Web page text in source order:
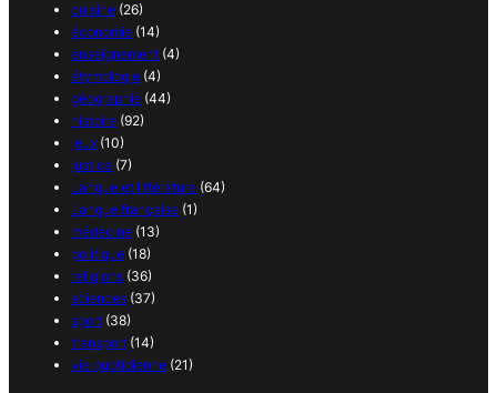
cuisine (26)
économie (14)
enseignement (4)
étymologie (4)
géographie (44)
histoire (92)
jeux (10)
justice (7)
Langue et littérature (64)
Langue française (1)
médecine (13)
politique (18)
religions (36)
sciences (37)
sport (38)
transport (14)
vie quotidienne (21)